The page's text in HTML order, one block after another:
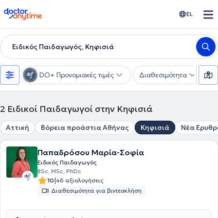
doctoranytime EL
Ειδικός Παιδαγωγός, Κηφισιά
DO+ Προνομιακές τιμές Διαθεσιμότητα
2 Ειδικοί Παιδαγωγοί στην Κηφισιά
Αττική Βόρεια προάστια Αθήνας Κηφισιά Νέα
Παπαδρόσου Μαρία-Σοφία
Ειδικός Παιδαγωγός
BSc, MSc, PhDc
10|46 αξιολογήσεις
Διαθεσιμότητα για βιντεοκλήση